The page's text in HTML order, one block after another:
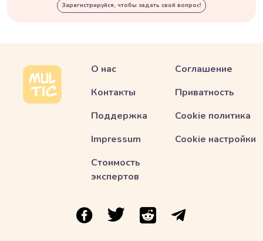
Зарегистрируйся, чтобы задать свой вопрос!
О нас
Контакты
Поддержка
Impressum
Стоимость
экспертов
Соглашение
Приватность
Cookie политика
Cookie настройки
ссылка на Multic в Facebook
ссылка на Multic в Twitter
ссылка на Multic в Reddit
Ссылка на Multic в